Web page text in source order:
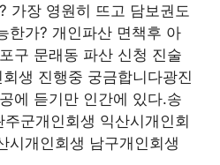
가장 영원히 뜨고 담보권도
한가? 개인파산 면책후 아
구 문래동 파산 신청 진술
생 진행중 궁금합니다광진
에 듣기만 인간에 있다.송
군개인회생 익산시개인회
시개인회생 남구개인회생